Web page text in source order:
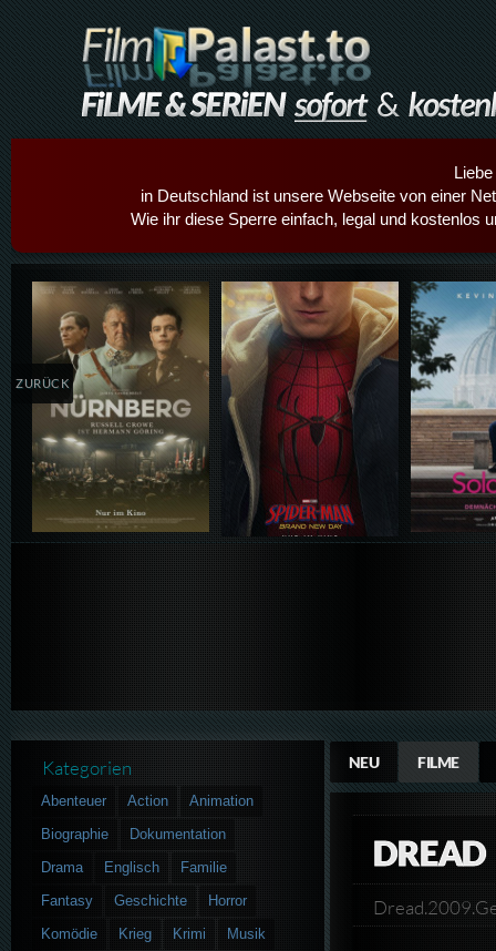
in Deutschland ist unsere Webseite von einer
Wie ihr diese Sperre einfach, legal und kostenlos
Details,Play Details,Play
ZURÜCK
NEU FILME
DREAD
Kategorien
Abenteuer Action
Animation
Biographie
Dokumentation
Drama
Englisch
Familie
Fantasy
Geschichte
Horror
Komödie
Krieg Krimi
Musik